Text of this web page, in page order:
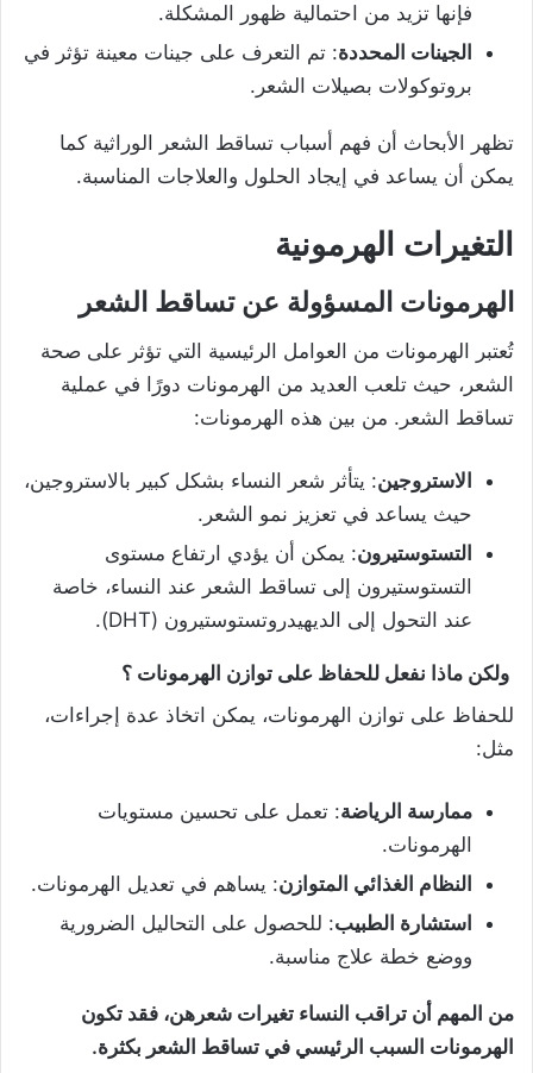
فإنها تزيد من احتمالية ظهور المشكلة.
الجينات المحددة: تم التعرف على جينات معينة تؤثر في
بروتوكولات بصيلات الشعر.
تظهر الأبحاث أن فهم أسباب تساقط الشعر الوراثية كما
يمكن أن يساعد في إيجاد الحلول والعلاجات المناسبة.
التغيرات الهرمونية
الهرمونات المسؤولة عن تساقط الشعر
تُعتبر الهرمونات من العوامل الرئيسية التي تؤثر على صحة
الشعر، حيث تلعب العديد من الهرمونات دورًا في عملية
تساقط الشعر. من بين هذه الهرمونات:
الاستروجين: يتأثر شعر النساء بشكل كبير بالاستروجين،
حيث يساعد في تعزيز نمو الشعر.
التستوستيرون: يمكن أن يؤدي ارتفاع مستوى
التستوستيرون إلى تساقط الشعر عند النساء، خاصة
عند التحول إلى الديهيدروتستوستيرون (DHT).
ولكن ماذا نفعل للحفاظ على توازن الهرمونات ؟
للحفاظ على توازن الهرمونات، يمكن اتخاذ عدة إجراءات،
مثل:
ممارسة الرياضة: تعمل على تحسين مستويات
الهرمونات.
النظام الغذائي المتوازن: يساهم في تعديل الهرمونات.
استشارة الطبيب: للحصول على التحاليل الضرورية
ووضع خطة علاج مناسبة.
من المهم أن تراقب النساء تغيرات شعرهن، فقد تكون
الهرمونات السبب الرئيسي في تساقط الشعر بكثرة.